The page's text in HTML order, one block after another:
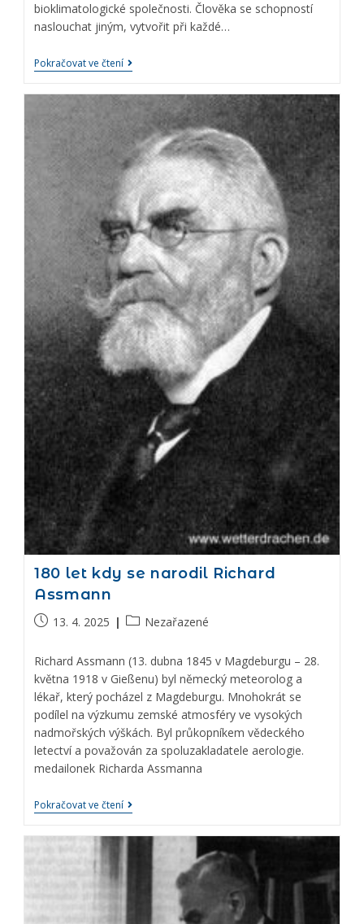
bioklimatologické společnosti. Člověka se schopností
naslouchat jiným, vytvořit při každé…
Pokračovat ve čtení
180 let kdy se narodil Richard
Assmann
13. 4. 2025 Nezařazené
Richard Assmann (13. dubna 1845 v Magdeburgu – 28.
května 1918 v Gießenu) byl německý meteorolog a
lékař, který pocházel z Magdeburgu. Mnohokrát se
podílel na výzkumu zemské atmosféry ve vysokých
nadmořských výškách. Byl průkopníkem vědeckého
letectví a považován za spoluzakladatele aerologie.
medailonek Richarda Assmanna
Pokračovat ve čtení